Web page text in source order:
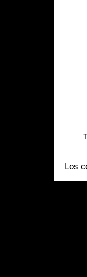
Los